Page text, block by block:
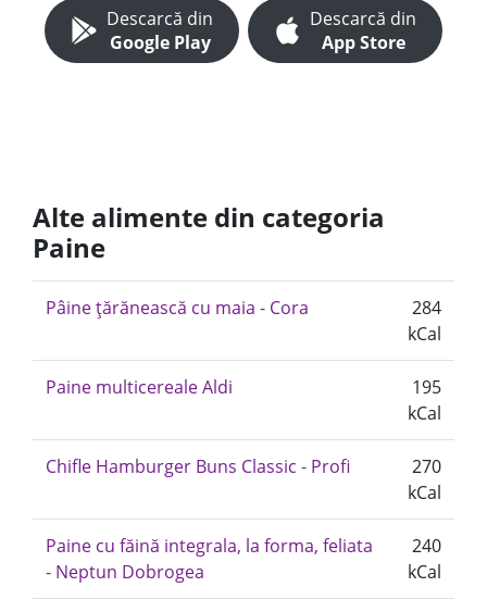
Descarcă din
Google Play
Descarcă din
App Store
Alte alimente din categoria
Paine
Pâine țărănească cu maia - Cora
284
kCal
Paine multicereale Aldi
195
kCal
Chifle Hamburger Buns Classic - Profi
270
kCal
Paine cu făină integrala, la forma, feliata
- Neptun Dobrogea
240
kCal